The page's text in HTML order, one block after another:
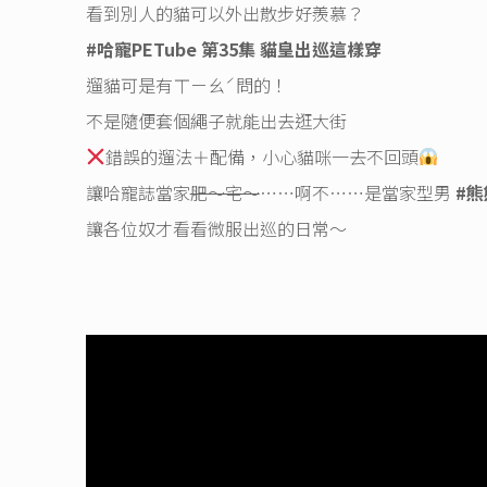
看到別人的貓可以外出散步好羨慕？
#哈寵PETube第35集 貓皇出巡這樣穿
遛貓可是有ㄒㄧㄠˊ問的！
不是隨便套個繩子就能出去逛大街
錯誤的遛法＋配備，小心貓咪一去不回頭
讓哈寵誌當家肥～宅～⋯⋯啊不⋯⋯是當家型男 #
讓各位奴才看看微服出巡的日常～